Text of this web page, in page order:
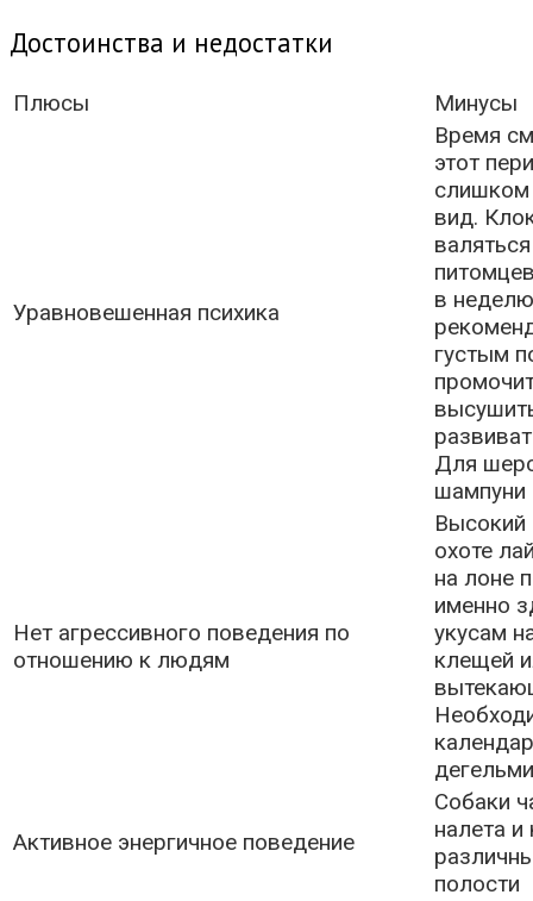
Достоинства и недостатки
Плюсы Минусы
Уравновешенная психика
Время
этот
слишком
вид.
в
густым
Для
шампуни
Нет агрессивного поведения по
отношению к людям
Высокий
охоте
на лоне
именно
укусам
клещей
Активное энергичное поведение
Собаки
налета и
полости